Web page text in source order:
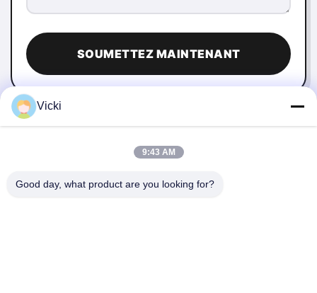
SOUMETTEZ MAINTENANT
Vicki
9:43 AM
Good day, what product are you looking for?